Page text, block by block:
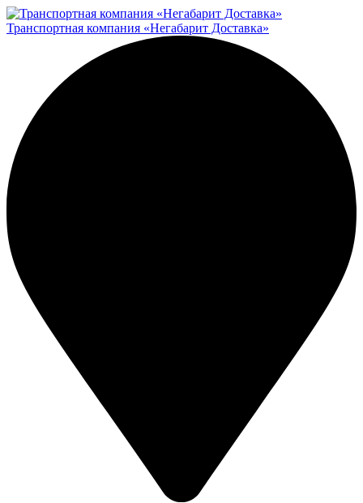
Транспортная компания «Негабарит Доставка»